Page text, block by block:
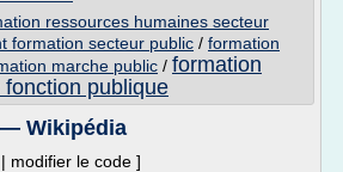
ressources humaines secteur
formation secteur public / formation
marche public / formation
publique
Wikipédia
modifier le code ]